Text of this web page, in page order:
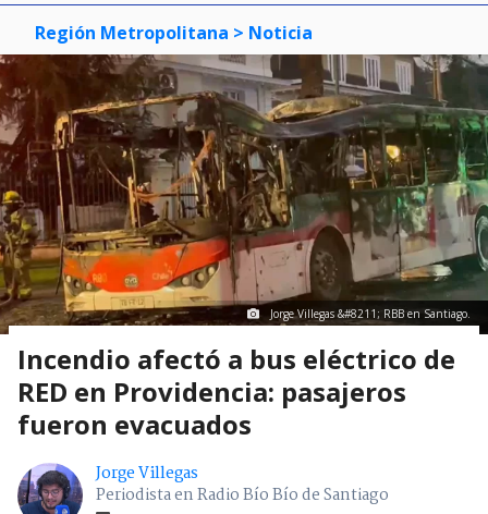
Región Metropolitana > Noticia
Jorge Villegas &#8211; RBB en Santiago.
Incendio afectó a bus eléctrico de
RED en Providencia: pasajeros
fueron evacuados
Jorge Villegas
Periodista en Radio Bío Bío de Santiago